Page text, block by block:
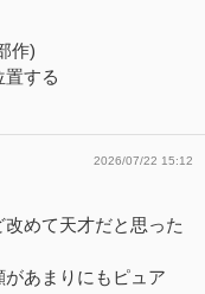
作)
する
2026/07/22 15:12
めて天才だと思った
あまりにもピュア